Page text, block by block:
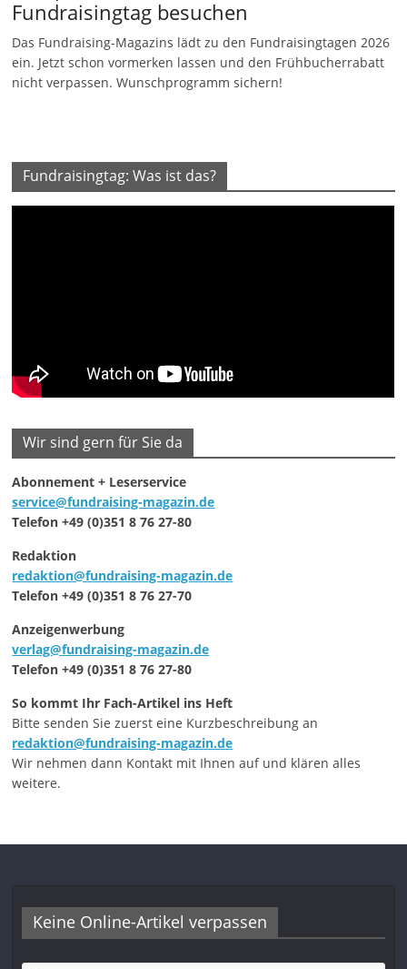
Fundraisingtag besuchen
Das Fundraising-Magazins lädt zu den Fundraisingtagen 2026
ein. Jetzt schon vormerken lassen und den Frühbucherrabatt
nicht verpassen. Wunschprogramm sichern!
Fundraisingtag: Was ist das?
Wir sind gern für Sie da
Abonnement + Leserservice
service@fundraising-magazin.de
Telefon +49 (0)351 8 76 27-80
Redaktion
redaktion@fundraising-magazin.de
Telefon +49 (0)351 8 76 27-70
Anzeigenwerbung
verlag@fundraising-magazin.de
Telefon +49 (0)351 8 76 27-80
So kommt Ihr Fach-Artikel ins Heft
Bitte senden Sie zuerst eine Kurzbeschreibung an
redaktion@fundraising-magazin.de
Wir nehmen dann Kontakt mit Ihnen auf und klären alles
weitere.
Keine Online-Artikel verpassen